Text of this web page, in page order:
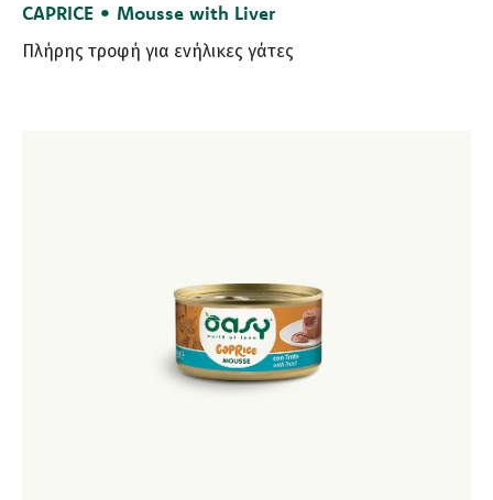
CAPRICE • Mousse with Liver
Πλήρης τροφή για ενήλικες γάτες